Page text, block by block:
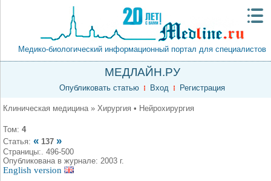
Медико-биологический информационный портал для специалистов
МЕДЛАЙН.РУ
Опубликовать статью Вход Регистрация
Клиническая медицина » Хирургия • Нейрохирургия
Том: 4
Статья: « 137 »
Страницы:. 496-500
Опубликована в журнале: 2003 г.
English version